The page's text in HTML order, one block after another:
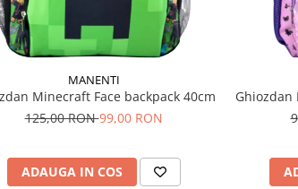
MANENTI
Minecraft Face backpack 40cm
125,00 RON99,00 RON
ADAUGA IN COS
Ghiozdan